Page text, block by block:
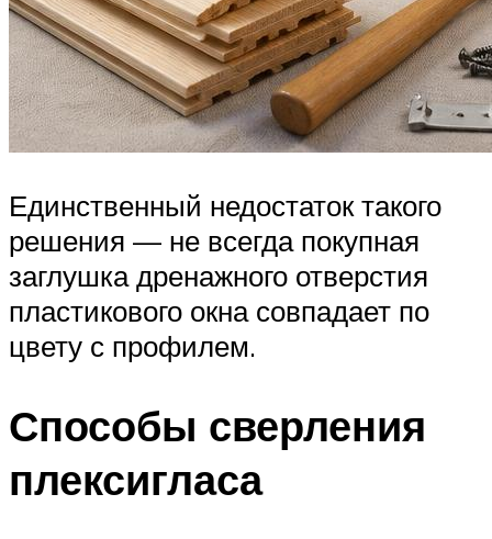
Единственный недостаток такого
решения — не всегда покупная
заглушка дренажного отверстия
пластикового окна совпадает по
цвету с профилем.
Способы сверления
плексигласа